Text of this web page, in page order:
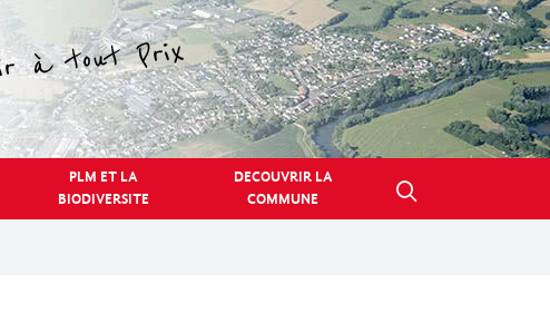
PLM ET LA
BIODIVERSITE
DECOUVRIR LA
COMMUNE